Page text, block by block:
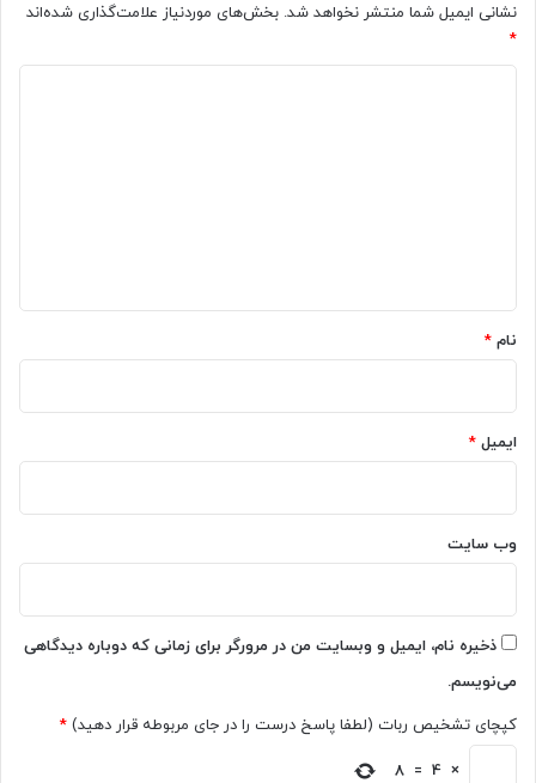
آل
نشانی ایمیل شما منتشر نخواهد شد. بخش‌های موردنیاز علامت‌گذاری شده‌اند
*
نام *
ایمیل *
وب‌ سایت
ذخیره نام، ایمیل و وبسایت من در مرورگر برای زمانی که دوباره دیدگاهی
می‌نویسم.
کپچای تشخیص ربات (لطفا پاسخ درست را در جای مربوطه قرار دهید) *
×
4
=
8